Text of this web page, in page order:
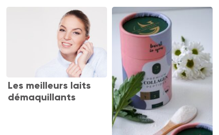
Les meilleurs laits
démaquillants